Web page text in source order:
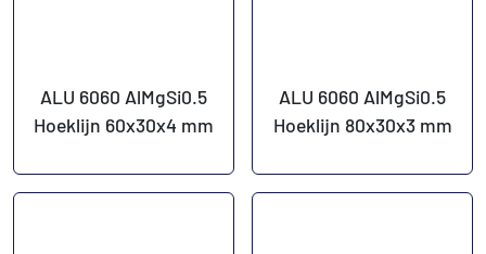
ALU 6060 AlMgSi0.5
Hoeklijn 60x30x4 mm
ALU 6060 AlMgSi0.5
Hoeklijn 80x30x3 mm